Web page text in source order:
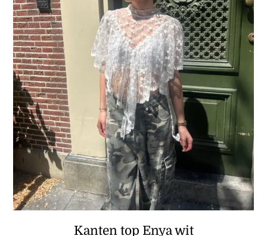
Kanten top Enya wit